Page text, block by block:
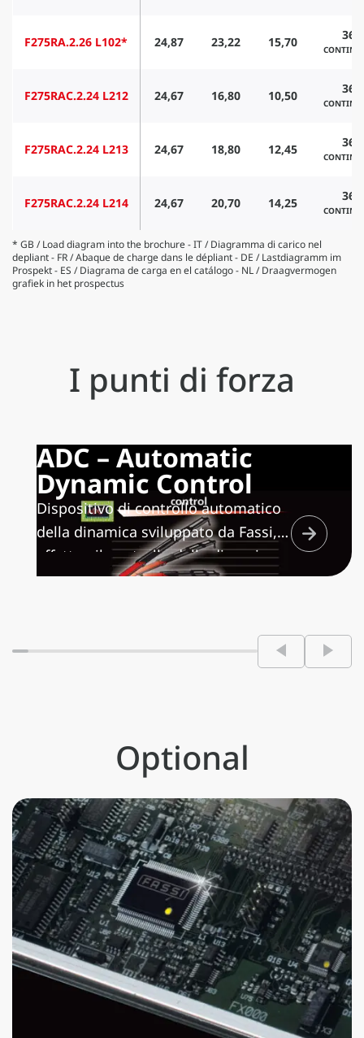
F275RA.2.26 L102* 24,87 23,22 15,70 360
F275RAC.2.24 L212 24,67 16,80 10,50 360
F275RAC.2.24 L213 24,67 18,80 12,45 360
F275RAC.2.24 L214 24,67 20,70 14,25 360
* GB / Load diagram into the brochure - IT / Diagramma di carico nel
depliant - FR / Abaque de charge dans le dépliant - DE / Lastdiagramm im
Prospekt - ES / Diagrama de carga en el catálogo - NL / Draagvermogen
grafiek in het prospectus
I punti di forza
ADC – Automatic
Dynamic Control
Dispositivo di controllo automatico
della dinamica sviluppato da Fassi,
effettua il controllo della dinamica
su tutte le funzioni della gru
manovrato, realizzando
sul telaio/controtelaio del veicolo.
Optional